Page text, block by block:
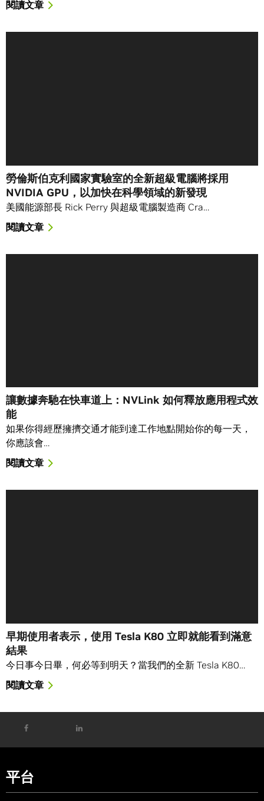
閱讀文章
勞倫斯伯克利國家實驗室的全新超級電腦將採用
NVIDIA GPU，以加快在科學領域的新發現
美國能源部長 Rick Perry 與超級電腦製造商 Cra…
閱讀文章
讓數據奔馳在快車道上：NVLink 如何釋放應用程式效
能
如果你得經歷擁擠交通才能到達工作地點開始你的每一天，
你應該會…
閱讀文章
早期使用者表示，使用 Tesla K80 立即就能看到滿意
結果
今日事今日畢，何必等到明天？當我們的全新 Tesla K80…
閱讀文章
平台